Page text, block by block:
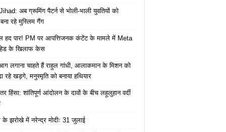
अब ग्रूमिंग पैटर्न से भोली-भाली युवतियों को
रहे मुस्लिम गैंग
हद पार! PM पर आपत्तिजनक कंटेंट के मामले में Meta
के खिलाफ केस
लगाना चाहते हैं राहुल गांधी, आलाकमान के मिशन को
रहे खड़गे, मनुस्मृति को बनाया हथियार
हिंसा: शांतिपूर्ण आंदोलन के दावों के बीच लहूलुहान वर्दी
के झरोखे में नरेन्द्र मोदीः 31 जुलाई